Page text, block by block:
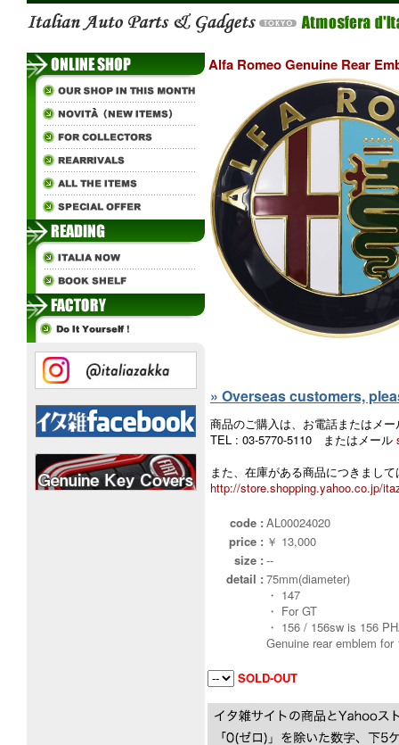
Alfa Romeo Genuine Rear
» Overseas customers,
商品のご購入は、お電話またはメ
TEL : 03-5770-5110 またはメール
また、在庫がある商品につきまし
http://store.shopping.yahoo.co.jp/
code : AL00024020
price : ￥ 13,000
size : --
detail : 75mm(diameter)
・ 147
・ For GT
・ 156 / 156sw is 156
Genuine rear emblem
SOLD-OUT